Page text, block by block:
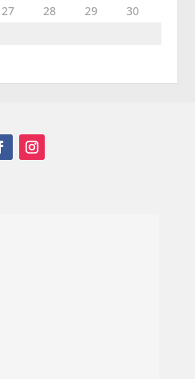
27 28 29
30